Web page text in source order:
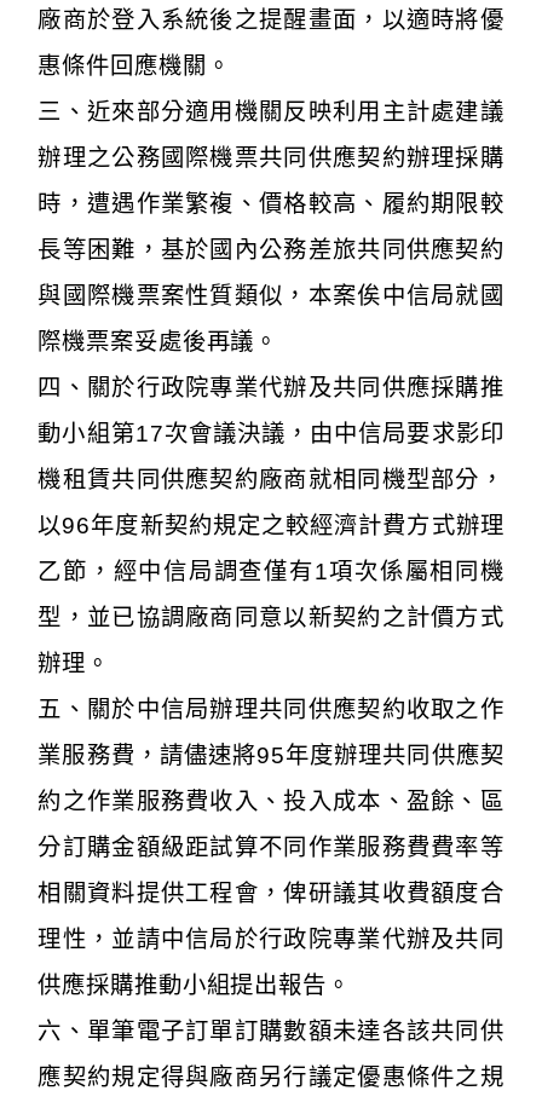
廠商於登入系統後之提醒畫面，以適時將優
惠條件回應機關。
三、近來部分適用機關反映利用主計處建議
辦理之公務國際機票共同供應契約辦理採購
時，遭遇作業繁複、價格較高、履約期限較
長等困難，基於國內公務差旅共同供應契約
與國際機票案性質類似，本案俟中信局就國
際機票案妥處後再議。
四、關於行政院專業代辦及共同供應採購推
動小組第17次會議決議，由中信局要求影印
機租賃共同供應契約廠商就相同機型部分，
以96年度新契約規定之較經濟計費方式辦理
乙節，經中信局調查僅有1項次係屬相同機
型，並已協調廠商同意以新契約之計價方式
辦理。
五、關於中信局辦理共同供應契約收取之作
業服務費，請儘速將95年度辦理共同供應契
約之作業服務費收入、投入成本、盈餘、區
分訂購金額級距試算不同作業服務費費率等
相關資料提供工程會，俾研議其收費額度合
理性，並請中信局於行政院專業代辦及共同
供應採購推動小組提出報告。
六、單筆電子訂單訂購數額未達各該共同供
應契約規定得與廠商另行議定優惠條件之規